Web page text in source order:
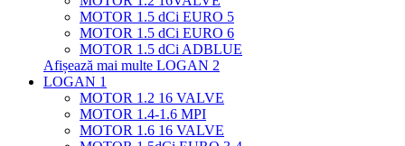
MOTOR 1.5 dCi EURO 5
MOTOR 1.5 dCi EURO 6
MOTOR 1.5 dCi ADBLUE
Afișează mai multe LOGAN 2
LOGAN 1
MOTOR 1.2 16 VALVE
MOTOR 1.4-1.6 MPI
MOTOR 1.6 16 VALVE